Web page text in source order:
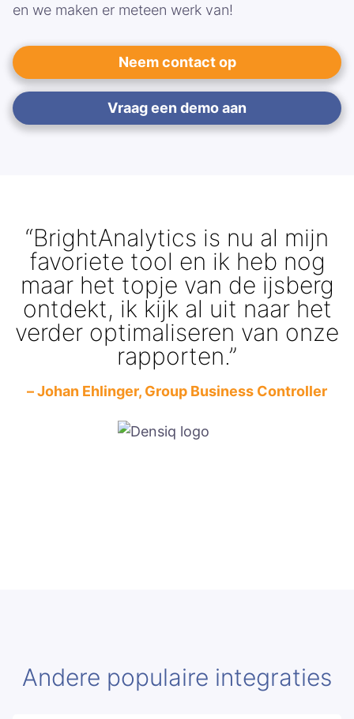
en we maken er meteen werk van!
Neem contact op
Vraag een demo aan
“BrightAnalytics is nu al mijn
favoriete tool en ik heb nog
maar het topje van de ijsberg
ontdekt, ik kijk al uit naar het
verder optimaliseren van onze
rapporten.”
– Johan Ehlinger, Group Business Controller
Andere populaire integraties